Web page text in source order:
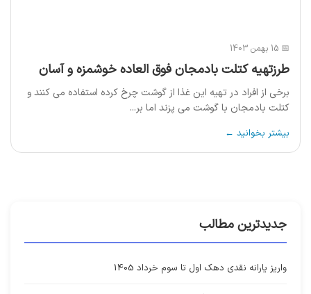
📅 15 بهمن 1403
طرزتهیه کتلت بادمجان فوق العاده خوشمزه و آسان
برخی از افراد در تهیه این غذا از گوشت چرخ کرده استفاده می کنند و
کتلت بادمجان با گوشت می پزند اما بر...
بیشتر بخوانید ←
جدیدترین مطالب
واریز یارانه نقدی دهک اول تا سوم خرداد 1405